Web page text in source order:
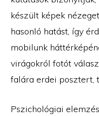
készült képek
hasonló hatást, így
mobilunk
virágokról fotót
falára erdei posztert,
Pszichológiai